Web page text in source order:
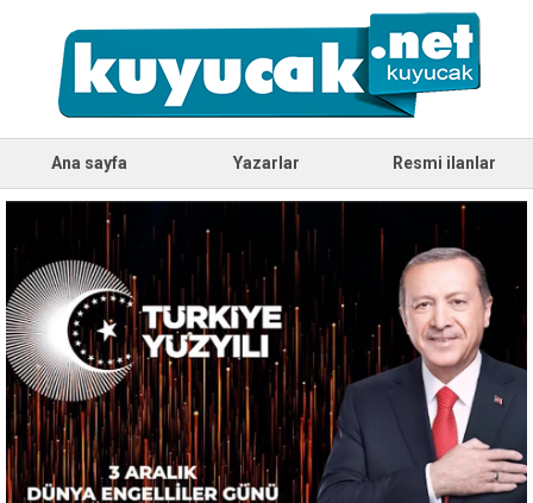
Ana sayfa Yazarlar Resmi ilanlar